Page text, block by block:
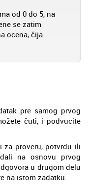
od 0 do 5, na
se zatim
ocena, čija
pre samog prvog
čuti, i podvucite
za proveru, potvrdu ili
na osnovu prvog
u drugom delu
na istom zadatku.